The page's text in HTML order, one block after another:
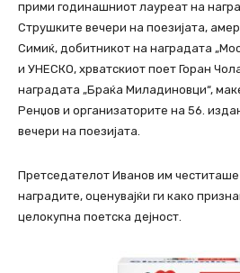
прими годинашниот лауреат на
Струшките вечери на поезијата,
Симиќ, добитникот на наградата
и УНЕСКО, хрватскиот поет Горан
наградата „Браќа Миладиновци“,
Ренџов и организаторите на 56.
вечери на поезијата.
Претседателот Иванов им честиташе
наградите, оценувајќи ги како
целокупна поетска дејност.